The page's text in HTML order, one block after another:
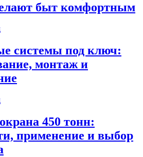
быт комфортным
системы под ключ:
монтаж и
450 тонн:
применение и выбор